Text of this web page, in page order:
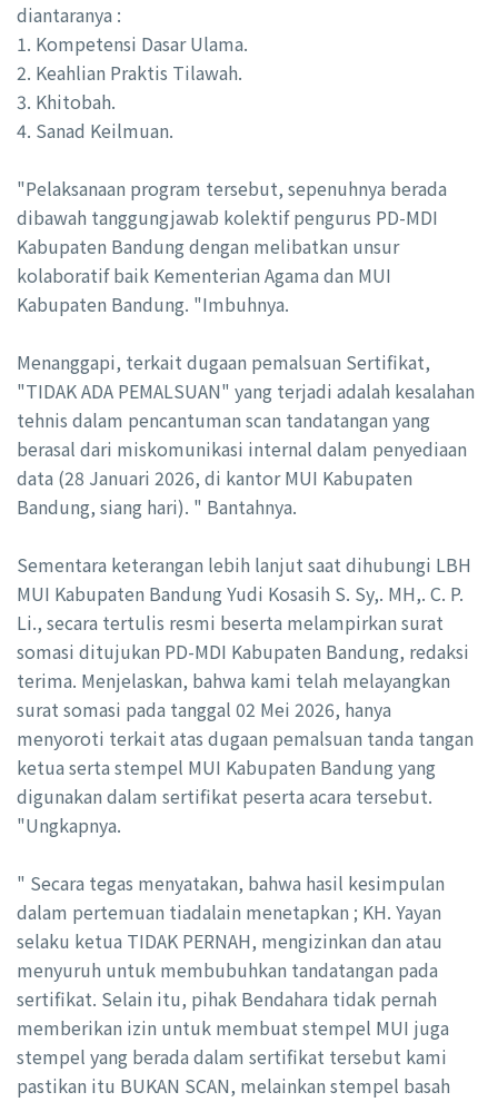
diantaranya :
1. Kompetensi Dasar Ulama.
2. Keahlian Praktis Tilawah.
3. Khitobah.
4. Sanad Keilmuan.
"Pelaksanaan program tersebut, sepenuhnya berada
dibawah tanggungjawab kolektif pengurus PD-MDI
Kabupaten Bandung dengan melibatkan unsur
kolaboratif baik Kementerian Agama dan MUI
Kabupaten Bandung. "Imbuhnya.
Menanggapi, terkait dugaan pemalsuan Sertifikat,
"TIDAK ADA PEMALSUAN" yang terjadi adalah kesalahan
tehnis dalam pencantuman scan tandatangan yang
berasal dari miskomunikasi internal dalam penyediaan
data (28 Januari 2026, di kantor MUI Kabupaten
Bandung, siang hari). " Bantahnya.
Sementara keterangan lebih lanjut saat dihubungi LBH
MUI Kabupaten Bandung Yudi Kosasih S. Sy,. MH,. C. P.
Li., secara tertulis resmi beserta melampirkan surat
somasi ditujukan PD-MDI Kabupaten Bandung, redaksi
terima. Menjelaskan, bahwa kami telah melayangkan
surat somasi pada tanggal 02 Mei 2026, hanya
menyoroti terkait atas dugaan pemalsuan tanda tangan
ketua serta stempel MUI Kabupaten Bandung yang
digunakan dalam sertifikat peserta acara tersebut.
"Ungkapnya.
" Secara tegas menyatakan, bahwa hasil kesimpulan
dalam pertemuan tiadalain menetapkan ; KH. Yayan
selaku ketua TIDAK PERNAH, mengizinkan dan atau
menyuruh untuk membubuhkan tandatangan pada
sertifikat. Selain itu, pihak Bendahara tidak pernah
memberikan izin untuk membuat stempel MUI juga
stempel yang berada dalam sertifikat tersebut kami
pastikan itu BUKAN SCAN, melainkan stempel basah